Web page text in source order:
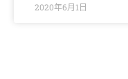
2020年6月1日